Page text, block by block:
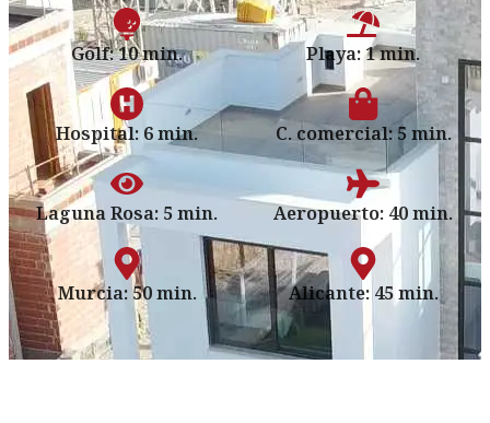
Golf: 10 min. Playa: 1 min.
Hospital: 6 min. C. comercial: 5 min.
Laguna Rosa: 5 min. Aeropuerto: 40 min.
Murcia: 50 min. Alicante: 45 min.